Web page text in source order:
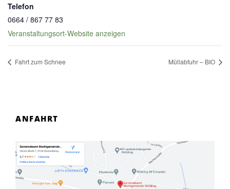
Telefon
0664 / 867 77 83
Veranstaltungsort-Website anzeigen
Fahrt zum Schnee Müllabfuhr – BIO
ANFAHRT